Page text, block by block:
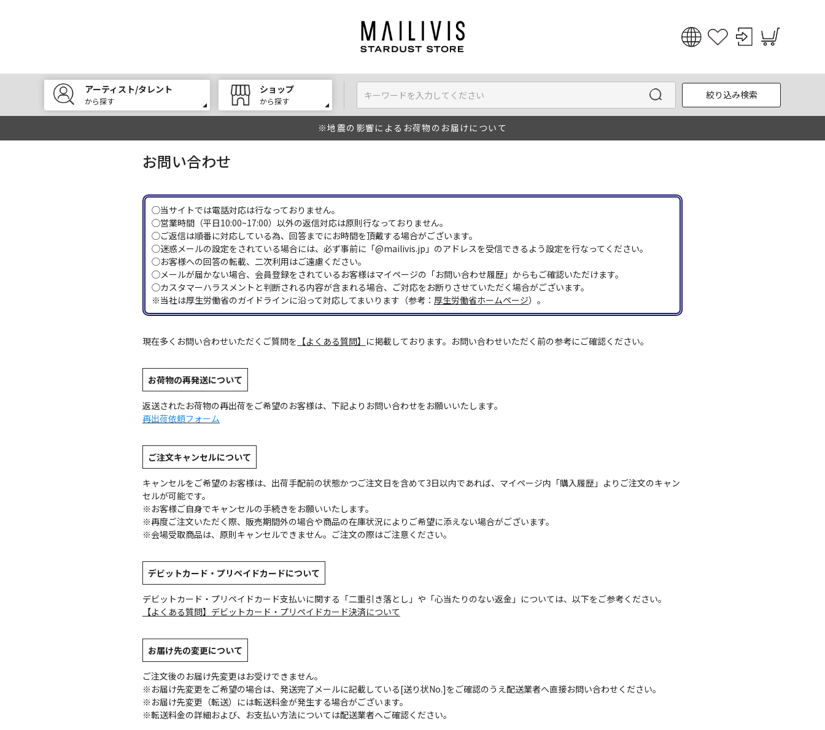
English
한국어
アーティスト/タレント
から探す
ショップ
から探す
絞り込み検索
※地震の影響によるお荷物のお届けについて
お問い合わせ
◯当サイトでは電話対応は行なっておりません。
◯営業時間（平日10:00~17:00）以外の返信対応は原則行なっておりません。
◯ご返信は順番に対応している為、回答までにお時間を頂戴する場合がございます。
◯迷惑メールの設定をされている場合には、必ず事前に「@mailivis.jp」のアドレスを受信できるよう設定を行なってください。
◯お客様への回答の転載、二次利用はご遠慮ください。
◯メールが届かない場合、会員登録をされているお客様はマイページの「お問い合わせ履歴」からもご確認いただけます。
◯カスタマーハラスメントと判断される内容が含まれる場合、ご対応をお断りさせていただく場合がございます。
※当社は厚生労働省のガイドラインに沿って対応してまいります（参考： 厚生労働省ホームページ）。
現在多くお問い合わせいただくご質問を 【よくある質問】 に掲載しております。お問い合わせいただく前の参考にご確認ください。
お荷物の再発送について
返送されたお荷物の再出荷をご希望のお客様は、下記よりお問い合わせをお願いいたします。
再出荷依頼フォーム
ご注文キャンセルについて
キャンセルをご希望のお客様は、出荷手配前の状態かつご注文日を含めて3日以内であれば、マイページ内「購入履歴」よりご注文のキャン
セルが可能です。
※お客様ご自身でキャンセルの手続きをお願いいたします。
※再度ご注文いただく際、販売期間外の場合や商品の在庫状況によりご希望に添えない場合がございます。
※会場受取商品は、原則キャンセルできません。ご注文の際はご注意ください。
デビットカード・プリペイドカードについて
デビットカード・プリペイドカード支払いに関する「二重引き落とし」や「心当たりのない返金」については、以下をご参考ください。
【よくある質問】デビットカード・プリペイドカード決済について
お届け先の変更について
ご注文後のお届け先変更はお受けできません。
※お届け先変更をご希望の場合は、発送完了メールに記載している[送り状No.]をご確認のうえ配送業者へ直接お問い合わせください。
※お届け先変更（転送）には転送料金が発生する場合がございます。
※転送料金の詳細および、お支払い方法については配送業者へご確認ください。